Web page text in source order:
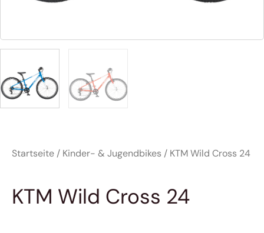
Startseite/ Kinder- & Jugendbikes/ KTM Wild Cross 24
KTM Wild Cross 24